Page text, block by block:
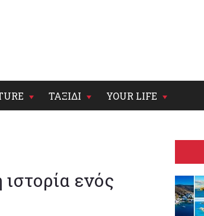
ΤΑΞΙΔΙ YOUR LIFE
ενός